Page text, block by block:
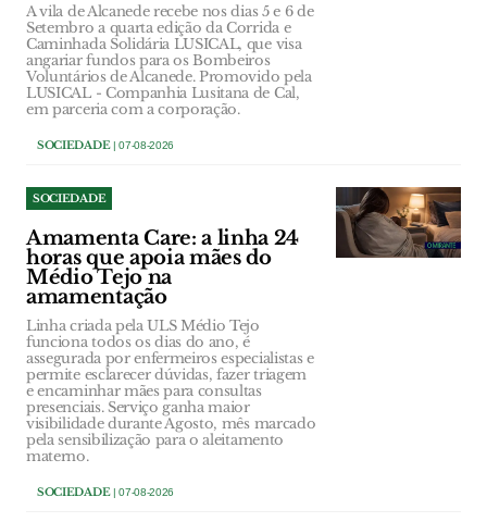
A vila de Alcanede recebe nos dias 5 e 6 de
Setembro a quarta edição da Corrida e
Caminhada Solidária LUSICAL, que visa
angariar fundos para os Bombeiros
Voluntários de Alcanede. Promovido pela
LUSICAL - Companhia Lusitana de Cal,
em parceria com a corporação.
SOCIEDADE| 07-08-2026
SOCIEDADE
Amamenta Care: a linha 24
horas que apoia mães do
Médio Tejo na
amamentação
Linha criada pela ULS Médio Tejo
funciona todos os dias do ano, é
assegurada por enfermeiros especialistas e
permite esclarecer dúvidas, fazer triagem
e encaminhar mães para consultas
presenciais. Serviço ganha maior
visibilidade durante Agosto, mês marcado
pela sensibilização para o aleitamento
materno.
SOCIEDADE| 07-08-2026